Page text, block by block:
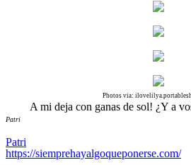
Photos via:
A mi deja con ganas de sol! ¿Y a
Patri
Patri
https://siemprehayalgoqueponerse.com/